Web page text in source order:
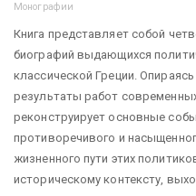
Монографии
Книга представляет собой
биографий выдающихся
классической Греции.
результаты работ
реконструирует основные
противоречивого и
жизненного пути этих
историческому контексту,